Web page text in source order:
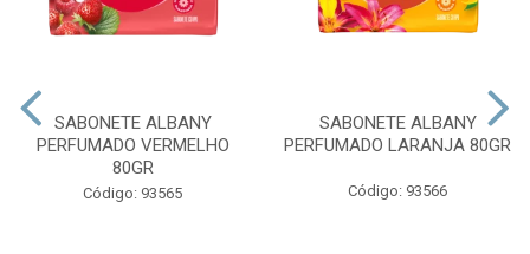
SABONETE ALBANY
PERFUMADO VERMELHO
80GR
Código: 93565
SABONETE ALBANY
PERFUMADO LARANJA 80GR
Código: 93566